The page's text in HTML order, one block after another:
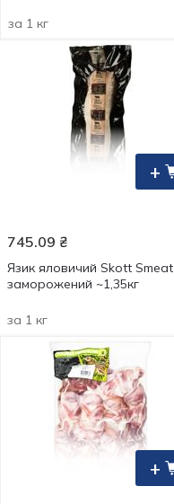
за 1 кг
+
745.09 ₴
Язик яловичий Skott Smeat
заморожений ~1,35кг
за 1 кг
+